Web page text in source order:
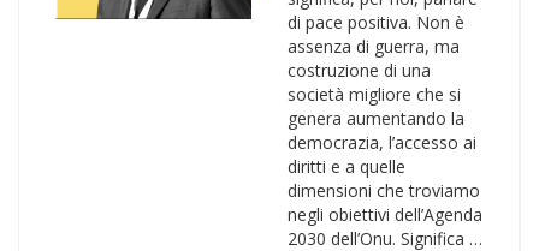
di pace positiva. Non è
assenza di guerra, ma
costruzione di una
società migliore che si
genera aumentando la
democrazia, l’accesso ai
diritti e a quelle
dimensioni che troviamo
negli obiettivi dell’Agenda
2030 dell’Onu. Significa …